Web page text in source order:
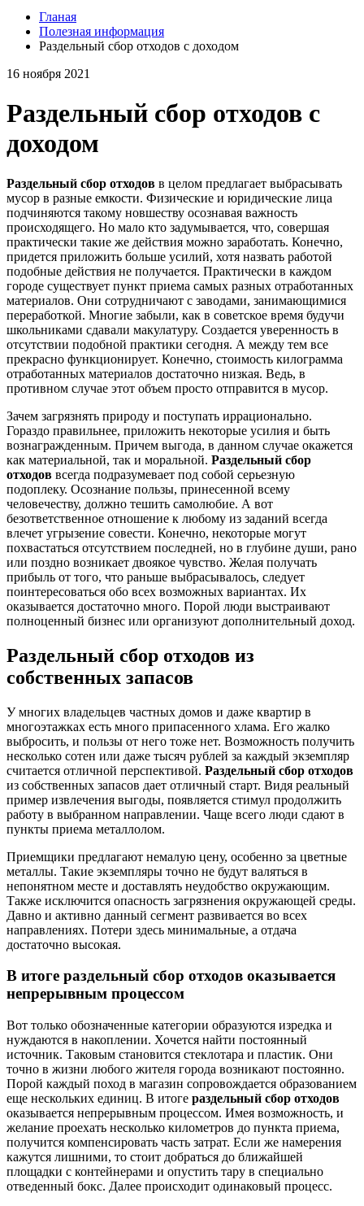
Гланая
Полезная информация
Раздельный сбор отходов с доходом
16 ноября 2021
Раздельный сбор отходов с
доходом
Раздельный сбор отходов в целом предлагает выбрасывать
мусор в разные емкости. Физические и юридические лица
подчиняются такому новшеству осознавая важность
происходящего. Но мало кто задумывается, что, совершая
практически такие же действия можно заработать. Конечно,
придется приложить больше усилий, хотя назвать работой
подобные действия не получается. Практически в каждом
городе существует пункт приема самых разных отработанных
материалов. Они сотрудничают с заводами, занимающимися
переработкой. Многие забыли, как в советское время будучи
школьниками сдавали макулатуру. Создается уверенность в
отсутствии подобной практики сегодня. А между тем все
прекрасно функционирует. Конечно, стоимость килограмма
отработанных материалов достаточно низкая. Ведь, в
противном случае этот объем просто отправится в мусор.
Зачем загрязнять природу и поступать иррационально.
Гораздо правильнее, приложить некоторые усилия и быть
вознагражденным. Причем выгода, в данном случае окажется
как материальной, так и моральной. Раздельный сбор
отходов всегда подразумевает под собой серьезную
подоплеку. Осознание пользы, принесенной всему
человечеству, должно тешить самолюбие. А вот
безответственное отношение к любому из заданий всегда
влечет угрызение совести. Конечно, некоторые могут
похвастаться отсутствием последней, но в глубине души, рано
или поздно возникает двоякое чувство. Желая получать
прибыль от того, что раньше выбрасывалось, следует
поинтересоваться обо всех возможных вариантах. Их
оказывается достаточно много. Порой люди выстраивают
полноценный бизнес или организуют дополнительный доход.
Раздельный сбор отходов из
собственных запасов
У многих владельцев частных домов и даже квартир в
многоэтажках есть много припасенного хлама. Его жалко
выбросить, и пользы от него тоже нет. Возможность получить
несколько сотен или даже тысяч рублей за каждый экземпляр
считается отличной перспективой. Раздельный сбор отходов
из собственных запасов дает отличный старт. Видя реальный
пример извлечения выгоды, появляется стимул продолжить
работу в выбранном направлении. Чаще всего люди сдают в
пункты приема металлолом.
Приемщики предлагают немалую цену, особенно за цветные
металлы. Такие экземпляры точно не будут валяться в
непонятном месте и доставлять неудобство окружающим.
Также исключится опасность загрязнения окружающей среды.
Давно и активно данный сегмент развивается во всех
направлениях. Потери здесь минимальные, а отдача
достаточно высокая.
В итоге раздельный сбор отходов оказывается
непрерывным процессом
Вот только обозначенные категории образуются изредка и
нуждаются в накоплении. Хочется найти постоянный
источник. Таковым становится стеклотара и пластик. Они
точно в жизни любого жителя города возникают постоянно.
Порой каждый поход в магазин сопровождается образованием
еще нескольких единиц. В итоге раздельный сбор отходов
оказывается непрерывным процессом. Имея возможность, и
желание проехать несколько километров до пункта приема,
получится компенсировать часть затрат. Если же намерения
кажутся лишними, то стоит добраться до ближайшей
площадки с контейнерами и опустить тару в специально
отведенный бокс. Далее происходит одинаковый процесс.